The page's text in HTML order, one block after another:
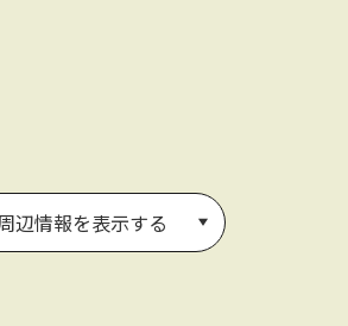
辺情報を表示する